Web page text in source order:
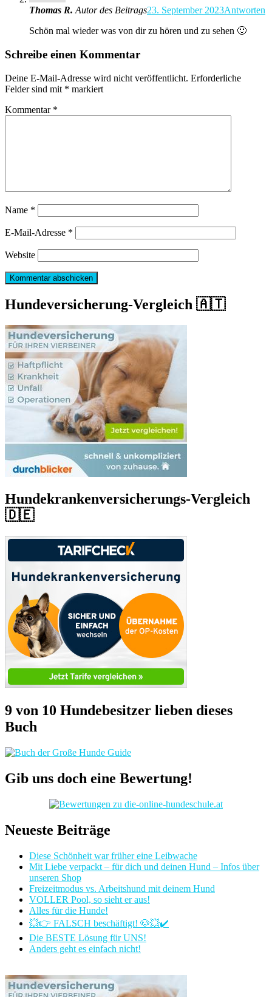
Thomas R. Autor des Beitrags23. September 2023Antworten
Schön mal wieder was von dir zu hören und zu sehen 🙂
Schreibe einen Kommentar
Deine E-Mail-Adresse wird nicht veröffentlicht. Erforderliche
Felder sind mit * markiert
Kommentar *
Name *
E-Mail-Adresse *
Website
Hundeversicherung-Vergleich 🇦🇹
Hundekrankenversicherungs-Vergleich
🇩🇪
9 von 10 Hundebesitzer lieben dieses
Buch
Gib uns doch eine Bewertung!
Neueste Beiträge
Diese Schönheit war früher eine Leibwache
Mit Liebe verpackt – für dich und deinen Hund – Infos über
unseren Shop
Freizeitmodus vs. Arbeitshund mit deinem Hund
VOLLER Pool, so sieht er aus!
Alles für die Hunde!
💥👉 FALSCH beschäftigt! 🐶💥✔️
Die BESTE Lösung für UNS!
Anders geht es einfach nicht!